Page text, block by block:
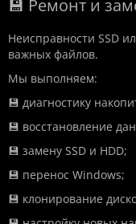
💾 Ремонт и
Неисправности SSD
важных файлов.
Мы выполняем:
💾 диагностику
💾 восстановление
💾 замену SSD и HDD;
💾 перенос Windows;
💾 клонирование